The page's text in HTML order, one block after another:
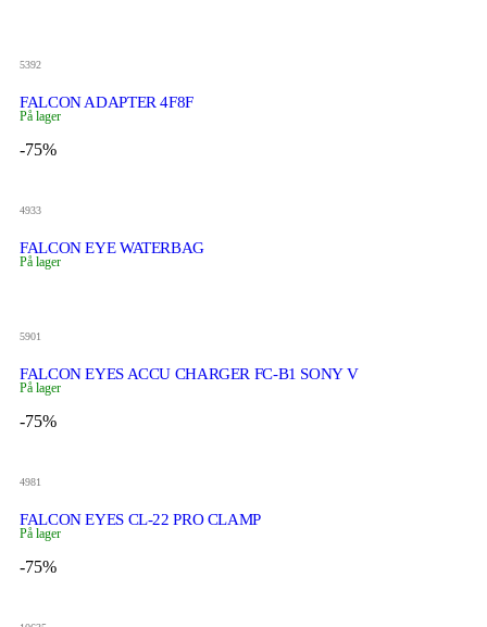
5392
FALCON ADAPTER 4F8F
På lager
-75%
4933
FALCON EYE WATERBAG
På lager
5901
FALCON EYES ACCU CHARGER FC-B1 SONY V
På lager
-75%
4981
FALCON EYES CL-22 PRO CLAMP
På lager
-75%